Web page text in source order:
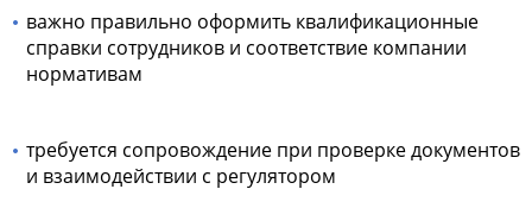
важно правильно оформить квалификационные
справки сотрудников и соответствие компании
нормативам
требуется сопровождение при проверке документов
и взаимодействии с регулятором